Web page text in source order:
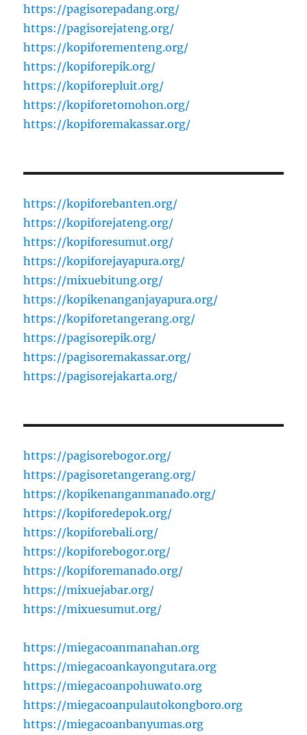
https://pagisorepadang.org/
https://pagisorejateng.org/
https://kopiforementeng.org/
https://kopiforepik.org/
https://kopiforepluit.org/
https://kopiforetomohon.org/
https://kopiforemakassar.org/
https://kopiforebanten.org/
https://kopiforejateng.org/
https://kopiforesumut.org/
https://kopiforejayapura.org/
https://mixuebitung.org/
https://kopikenanganjayapura.org/
https://kopiforetangerang.org/
https://pagisorepik.org/
https://pagisoremakassar.org/
https://pagisorejakarta.org/
https://pagisorebogor.org/
https://pagisoretangerang.org/
https://kopikenanganmanado.org/
https://kopiforedepok.org/
https://kopiforebali.org/
https://kopiforebogor.org/
https://kopiforemanado.org/
https://mixuejabar.org/
https://mixuesumut.org/
https://miegacoanmanahan.org
https://miegacoankayongutara.org
https://miegacoanpohuwato.org
https://miegacoanpulautokongboro.org
https://miegacoanbanyumas.org